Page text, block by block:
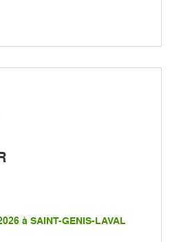
à SAINT-GENIS-LAVAL